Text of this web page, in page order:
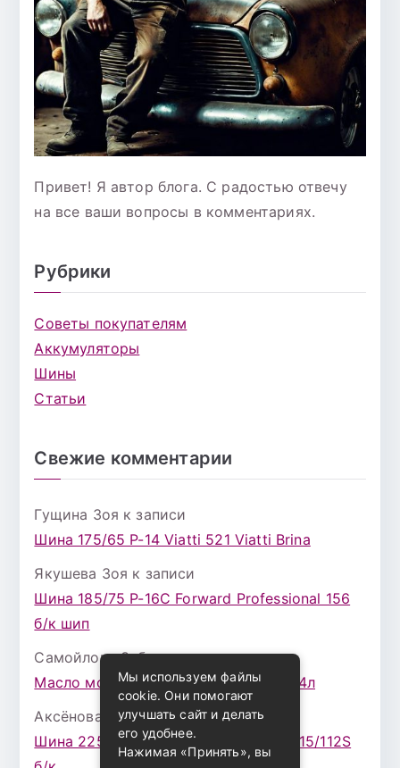
Привет! Я автор блога. С радостью отвечу
на все ваши вопросы в комментариях.
Рубрики
Советы покупателям
Аккумуляторы
Шины
Статьи
Свежие комментарии
Гущина Зоя к записи
Шина 175/65 Р-14 Viatti 521 Viatti Brina
Якушева Зоя к записи
Шина 185/75 Р-16С Forward Professional 156
б/к шип
Самойлова Забавак записи
Масло моторное ZIC X7 (A+) 10W30 4л
Аксёнова Адельк записи
Шина 225/75 Р-16 Nokian Rotiva HT 115/112S
Мы используем файлы
cookie. Они помогают
улучшать сайт и делать
его удобнее.
Нажимая «Принять», вы